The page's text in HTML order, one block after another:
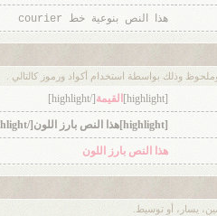
هذا النص بنوعية خط courier
وذلك بواسطة استخدام أكواد ورموز كالتالي .
[highlight] القيمة [/highlight]
[highlight]هذا النص بارز اللون[/highlight]
هذا النص بارز اللون
يسار، أو توسيط.